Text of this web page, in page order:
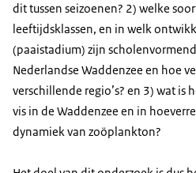
dit tussen seizoenen? 2) welke
leeftijdsklassen, en in welk
(paaistadium) zijn
Nederlandse Waddenzee en hoe
verschillende regio’s? en 3) wat is
vis in de Waddenzee en in
dynamiek van zoöplankton?